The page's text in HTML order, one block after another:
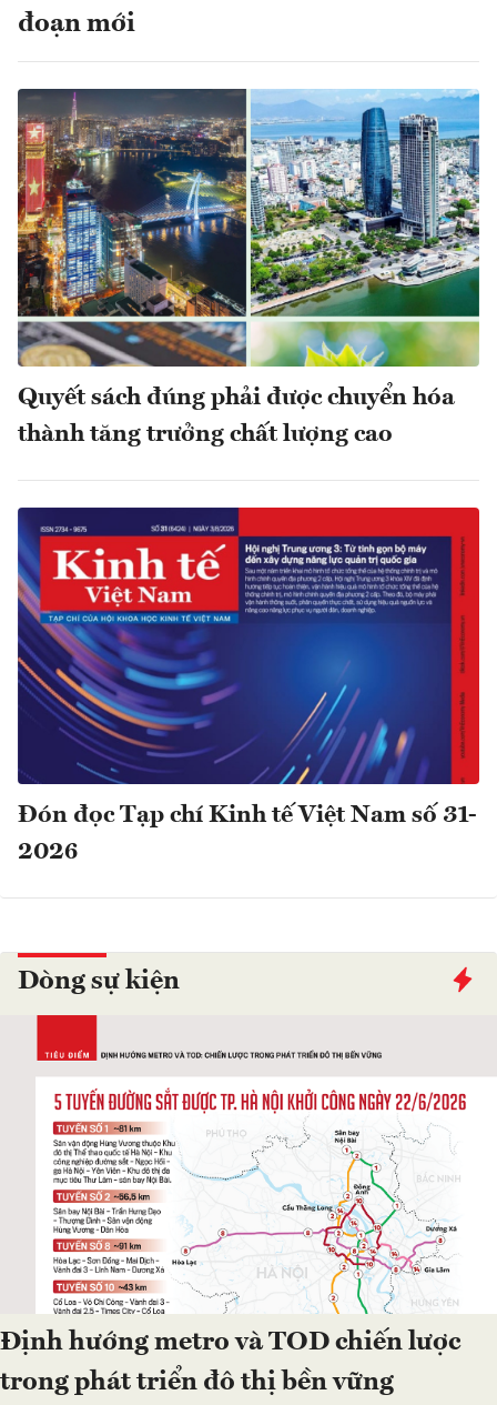
Dòng sự kiện
Định hướng metro và TOD chiến lược
trong phát triển đô thị bền vững
đoạn mới
Quyết sách đúng phải được chuyển hóa
thành tăng trưởng chất lượng cao
Đón đọc Tạp chí Kinh tế Việt Nam số 31-
2026